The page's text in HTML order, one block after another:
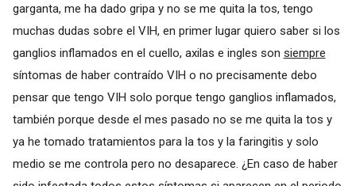
garganta, me ha dado gripa y no se me quita la tos, tengo
muchas dudas sobre el VIH, en primer lugar quiero saber si los
ganglios inflamados en el cuello, axilas e ingles son siempre
síntomas de haber contraído VIH o no precisamente debo
pensar que tengo VIH solo porque tengo ganglios inflamados,
también porque desde el mes pasado no se me quita la tos y
ya he tomado tratamientos para la tos y la faringitis y solo
medio se me controla pero no desaparece. ¿En caso de haber